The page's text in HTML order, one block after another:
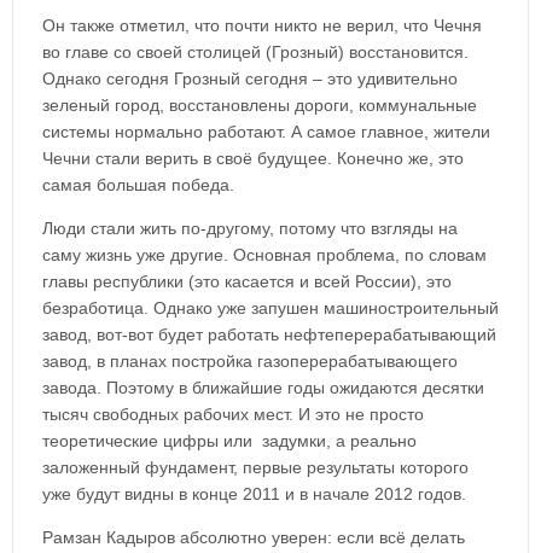
Он также отметил, что почти никто не верил, что Чечня
во главе со своей столицей (Грозный) восстановится.
Однако сегодня Грозный сегодня – это удивительно
зеленый город, восстановлены дороги, коммунальные
системы нормально работают. А самое главное, жители
Чечни стали верить в своё будущее. Конечно же, это
самая большая победа.
Люди стали жить по-другому, потому что взгляды на
саму жизнь уже другие. Основная проблема, по словам
главы республики (это касается и всей России), это
безработица. Однако уже запушен машиностроительный
завод, вот-вот будет работать нефтеперерабатывающий
завод, в планах постройка газоперерабатывающего
завода. Поэтому в ближайшие годы ожидаются десятки
тысяч свободных рабочих мест. И это не просто
теоретические цифры или задумки, а реально
заложенный фундамент, первые результаты которого
уже будут видны в конце 2011 и в начале 2012 годов.
Рамзан Кадыров абсолютно уверен: если всё делать